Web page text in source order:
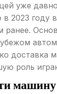
уже
в 2023
ранее.
роль